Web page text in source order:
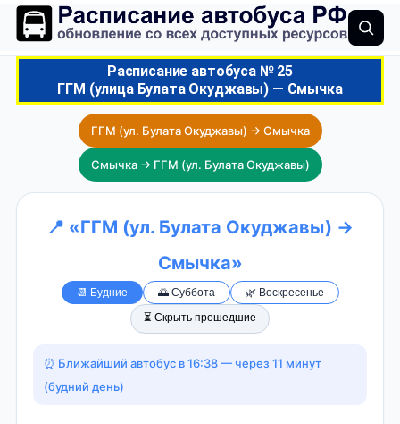
Расписание автобуса № 25
ГГМ (улица Булата Окуджавы) — Смычка
ГГМ (ул. Булата Окуджавы) → Смычка
Смычка → ГГМ (ул. Булата Окуджавы)
📍 «ГГМ (ул. Булата Окуджавы) →
Смычка»
📆 Будние 🌅 Суббота
🌿 Воскресенье
⏳ Скрыть прошедшие
⏰ Ближайший автобус в 16:38 — через 11 минут
(будний день)